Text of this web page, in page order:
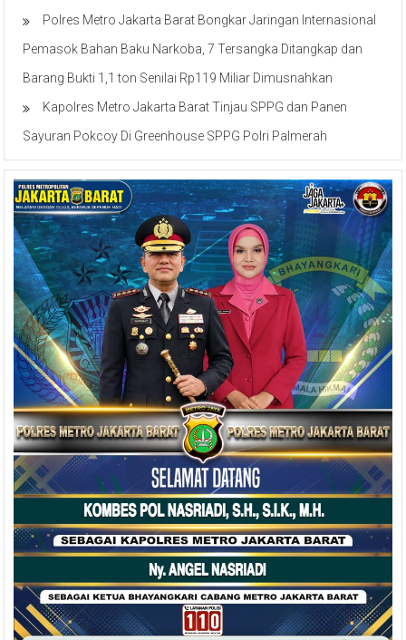
Polres Metro Jakarta Barat Bongkar Jaringan Internasional
Pemasok Bahan Baku Narkoba, 7 Tersangka Ditangkap dan
Barang Bukti 1,1 ton Senilai Rp119 Miliar Dimusnahkan
Kapolres Metro Jakarta Barat Tinjau SPPG dan Panen
Sayuran Pokcoy Di Greenhouse SPPG Polri Palmerah